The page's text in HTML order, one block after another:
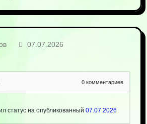
07.07.2026
0 комментариев
статус на опубликованный 07.07.2026